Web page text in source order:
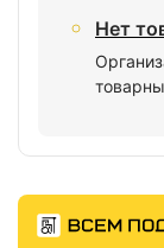
Нет